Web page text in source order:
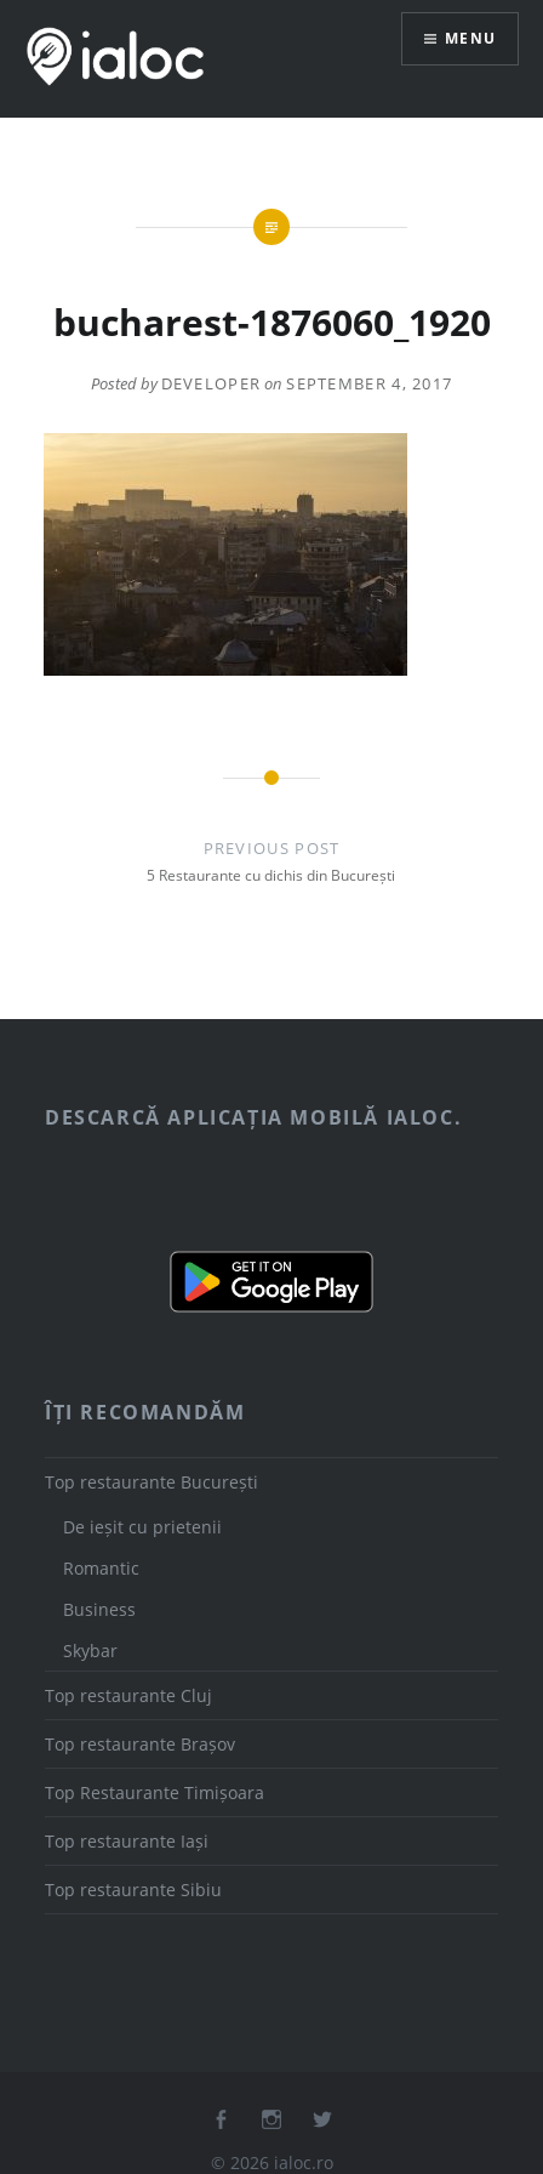
content
MENU
bucharest-1876060_1920
Posted byDEVELOPER on SEPTEMBER 4, 2017
PREVIOUS POST
5 Restaurante cu dichis din București
DESCARCĂ APLICAȚIA MOBILĂ IALOC.
ÎȚI RECOMANDĂM
Top restaurante București
De ieșit cu prietenii
Romantic
Business
Skybar
Top restaurante Cluj
Top restaurante Brașov
Top Restaurante Timișoara
Top restaurante Iași
Top restaurante Sibiu
facebookinstagram
© 2026 ialoc.ro